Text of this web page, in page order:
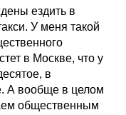
ездить в
У меня такой
в Москве, что у
в
А вообще в целом
общественным